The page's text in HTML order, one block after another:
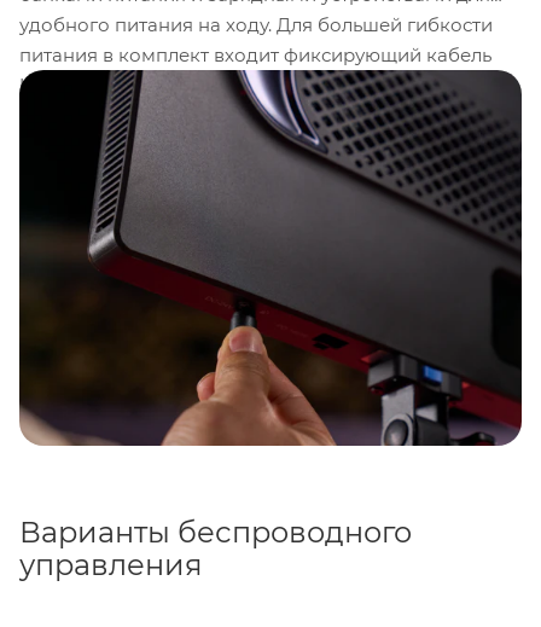
удобного питания на ходу. Для большей гибкости
питания в комплект входит фиксирующий кабель
USB-C для надежного и бесперебойного
подключения. Идеально подходит для мобильных
съемок с рук — в комплект входит быстросъемный
крепеж Ace E-lock, который позволяет использовать
Pano 120c с отдельно приобретаемым блоком
питания amaran Peak для беспроводной работы.
Варианты беспроводного
управления